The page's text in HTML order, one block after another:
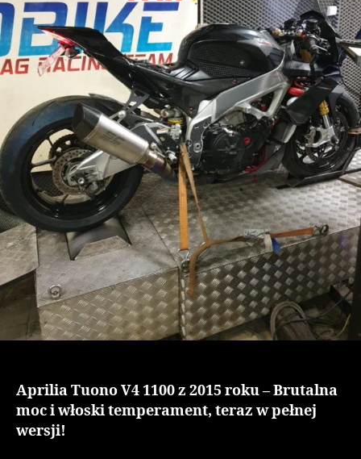
Aprilia Tuono V4 1100 z 2015 roku – Brutalna
moc i włoski temperament, teraz w pełnej
wersji!